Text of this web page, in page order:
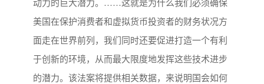
美国在保护消费者和虚拟货币投资者的财务状况方
面走在世界前列，我们同时还要促进打造一个有利
于创新的环境，从而最大限度地发挥这些技术进步
的潜力。该法案将提供相关数据，来说明国会如何